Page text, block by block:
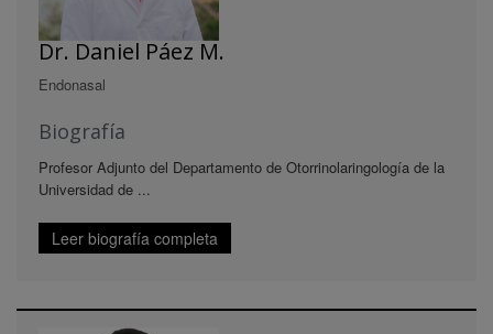
Dr. Daniel Páez M.
Endonasal
Biografía
Profesor Adjunto del Departamento de Otorrinolaringología de la
Universidad de ...
Leer biografía completa